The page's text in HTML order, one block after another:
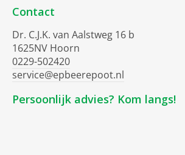
Contact
Dr. C.J.K. van Aalstweg 16 b
1625NV Hoorn
0229-502420
service@epbeerepoot.nl
Persoonlijk advies? Kom langs!